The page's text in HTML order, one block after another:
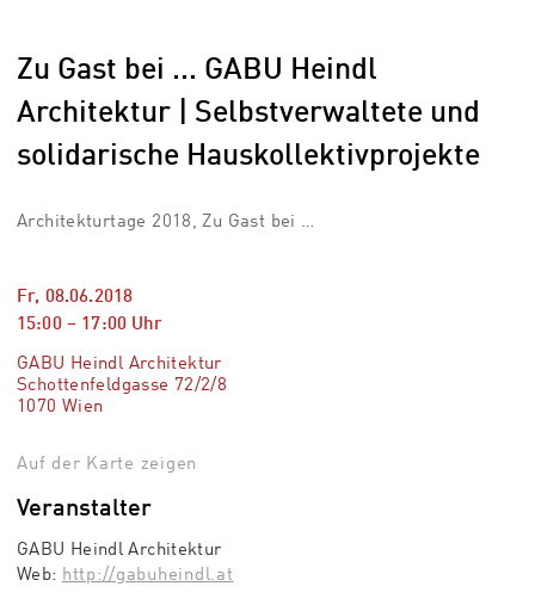
Zu Gast bei ... GABU Heindl
Architektur | Selbstverwaltete und
solidarische Hauskollektivprojekte
Architekturtage 2018, Zu Gast bei …
Fr, 08.06.2018
15:00 – 17:00 Uhr
GABU Heindl Architektur
Schottenfeldgasse 72/2/8
1070 Wien
Auf der Karte zeigen
Veranstalter
GABU Heindl Architektur
Web: http://gabuheindl.at